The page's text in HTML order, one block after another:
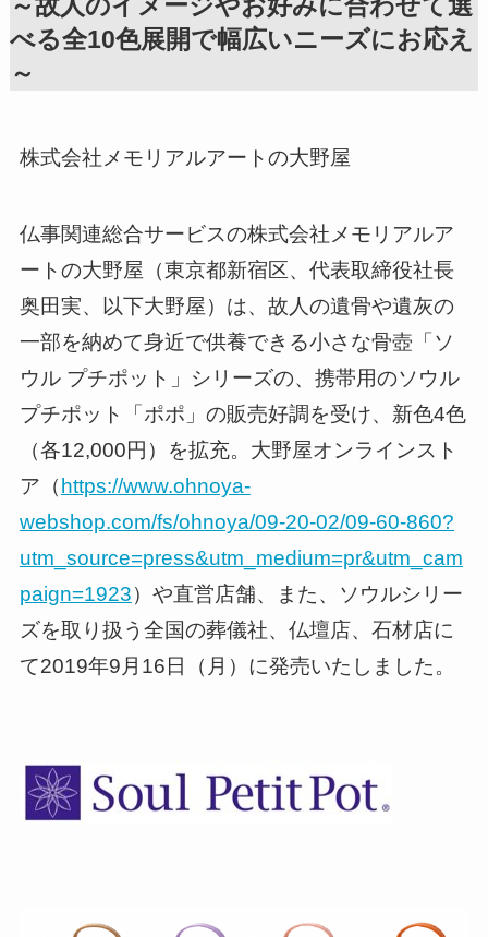
～故人のイメージやお好みに合わせて選
べる全10色展開で幅広いニーズにお応え
～
株式会社メモリアルアートの大野屋
仏事関連総合サービスの株式会社メモリアルア
ートの大野屋（東京都新宿区、代表取締役社長
奥田実、以下大野屋）は、故人の遺骨や遺灰の
一部を納めて身近で供養できる小さな骨壺「ソ
ウル プチポット」シリーズの、携帯用のソウル
プチポット「ポポ」の販売好調を受け、新色4色
（各12,000円）を拡充。大野屋オンラインスト
ア（ https://www.ohnoya-
webshop.com/fs/ohnoya/09-20-02/09-60-860?
utm_source=press&utm_medium=pr&utm_cam
paign=1923）や直営店舗、また、ソウルシリー
ズを取り扱う全国の葬儀社、仏壇店、石材店に
て2019年9月16日（月）に発売いたしました。